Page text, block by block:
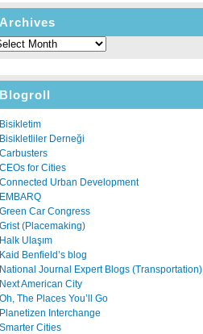
Archives
Blogroll
Bisikletim
Bisikletliler Derneği
Carbusters
CEOs for Cities
Connected Urban Development
EMBARQ
Green Car Congress
Grist (Placemaking)
Halk Ulaşım
Kaid Benfield’s blog
National Journal Expert Blogs (Transportation)
Next American City
Oh, The Places You’ll Go
Planetizen Interchange
Smarter Cities